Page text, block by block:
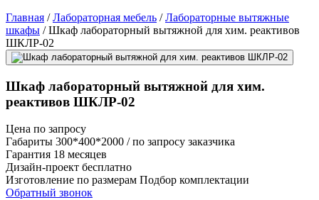
Главная / Лабораторная мебель / Лабораторные вытяжные
шкафы / Шкаф лабораторный вытяжной для хим. реактивов
ШКЛР-02
Шкаф лабораторный вытяжной для хим.
реактивов ШКЛР-02
Цена по запросу
Габариты 300*400*2000 / по запросу заказчика
Гарантия 18 месяцев
Дизайн-проект бесплатно
Изготовление по размерам Подбор комплектации
Обратный звонок